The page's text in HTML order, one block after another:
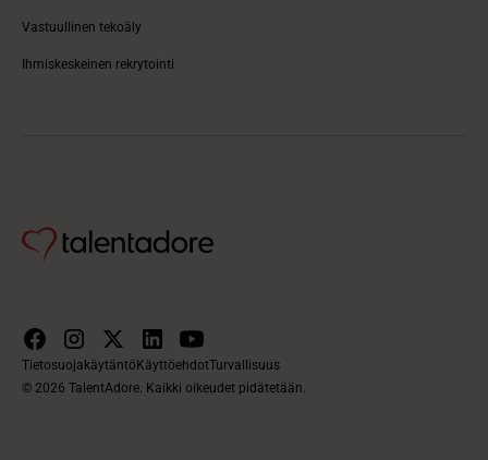
Vastuullinen tekoäly
Ihmiskeskeinen rekrytointi
TietosuojakäytäntöKäyttöehdotTurvallisuus
© 2026 TalentAdore. Kaikki oikeudet pidätetään.